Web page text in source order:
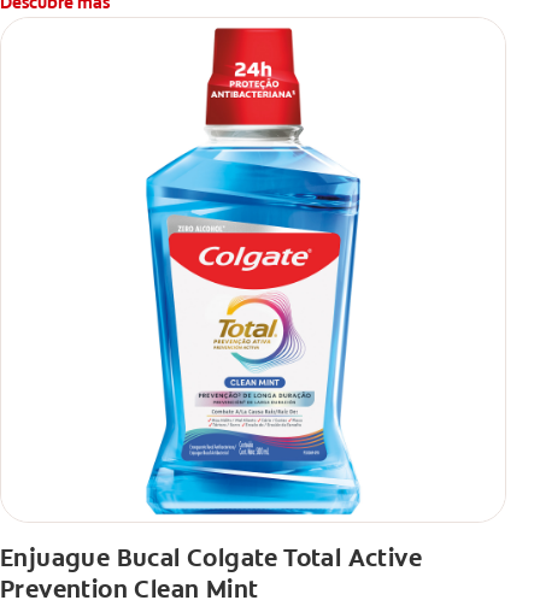
Enjuague Bucal Colgate Total Active
Prevention Clean Mint